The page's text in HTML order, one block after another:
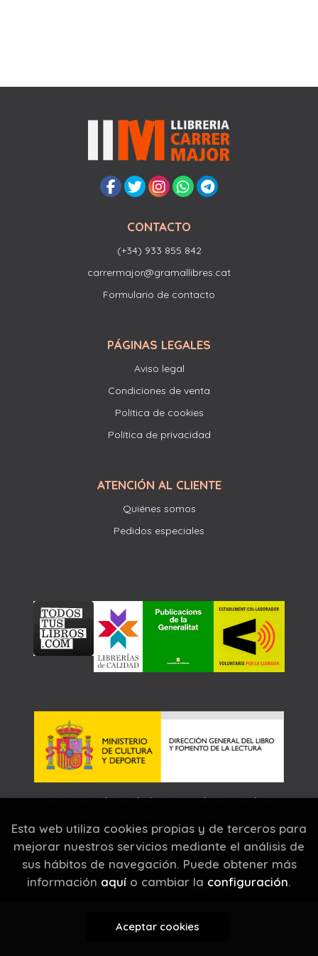
CONTACTO
(+34) 933 855 842
carrermajor@gramallibres.cat
Formulario de contacto
PÁGINAS LEGALES
Aviso legal
Condiciones de venta
Política de cookies
Política de privacidad
ATENCIÓN AL CLIENTE
Quiénes somos
Pedidos especiales
Este proyecto ha recibido una ayuda extraordinaria
2026 ©Llibreria Carrer Major . Todos los Derechos
Reservados |Grupo Trevenque
Esta web utiliza cookies propias y de terceros para
mejorar nuestros servicios mediante el análisis de
sus hábitos de navegación. Puede obtener más
información aquí o cambiar la configuración.
Aceptar cookies